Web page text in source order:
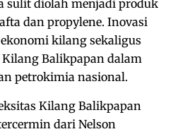
sulit diolah menjadi produk
dan propylene. Inovasi
kilang sekaligus
Balikpapan dalam
petrokimia nasional.
Kilang Balikpapan
dari Nelson